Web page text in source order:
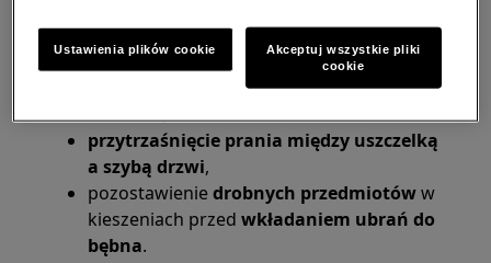
kontakt uszczelki z agresywnymi środkami
chemicznymi,
długotrwałe użytkowanie uszkodzonej
uszczelki,
przytrzaśnięcie prania między uszczelką
a szybą drzwi,
pozostawieniedrobnych przedmiotóww
kieszeniach przedwkładaniem ubrań do
bębna.
Ustawienia plików cookie
Akceptuj wszystkie pliki
cookie